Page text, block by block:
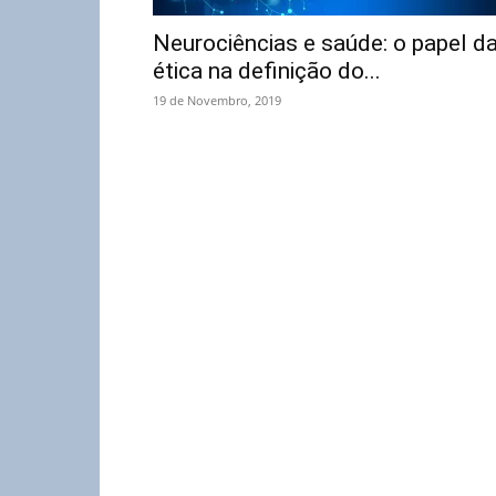
Neurociências e saúde: o papel
ética na definição do...
19 de Novembro, 2019